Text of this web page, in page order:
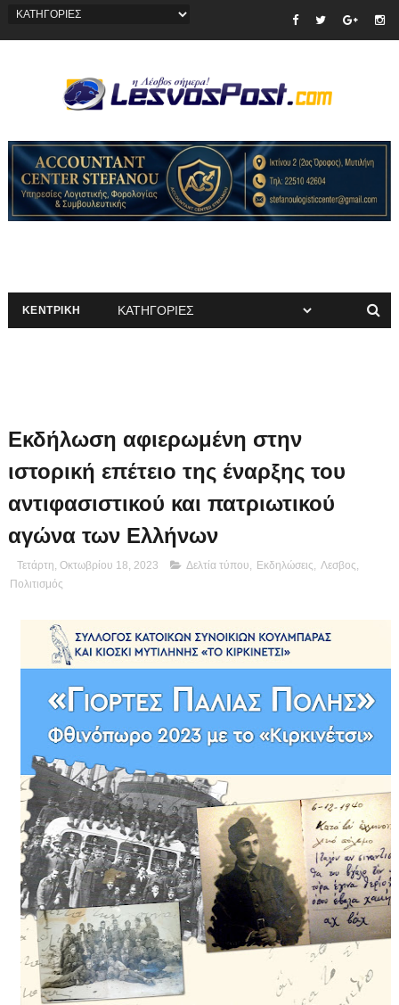
ΚΕΝΤΡΙΚΗ
Εκδήλωση αφιερωμένη στην
ιστορική επέτειο της έναρξης του
αντιφασιστικού και πατριωτικού
αγώνα των Ελλήνων
Τετάρτη, Οκτωβρίου 18, 2023 Δελτία τύπου Εκδηλώσεις Λεσβος
Πολιτισμός